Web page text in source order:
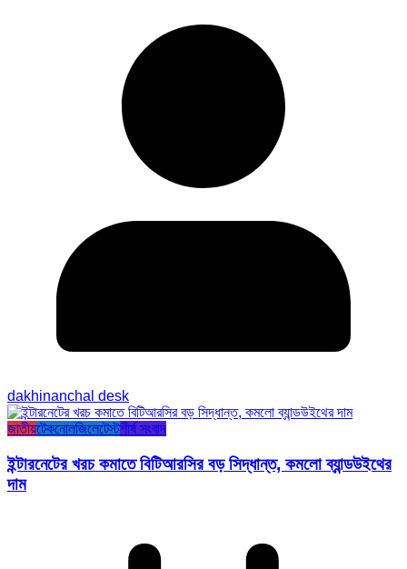
dakhinanchal desk
জাতীয়টেকনোলজিলেটেস্টশীর্ষ সংবাদ
ইন্টারনেটের খরচ কমাতে বিটিআরসির বড় সিদ্ধান্ত, কমলো ব্যান্ডউইথের
দাম